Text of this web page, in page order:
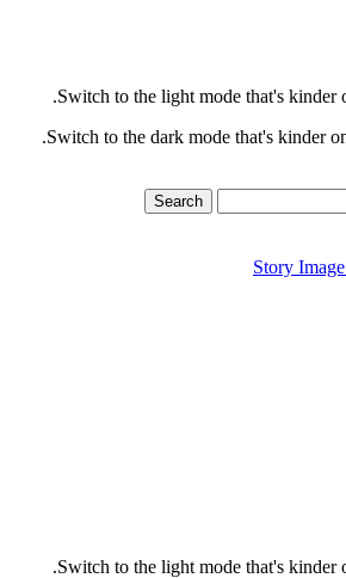
Switch to the light mode that's kinder
Switch to the dark mode that's kinder
Search
Story Image
Switch to the light mode that's kinder